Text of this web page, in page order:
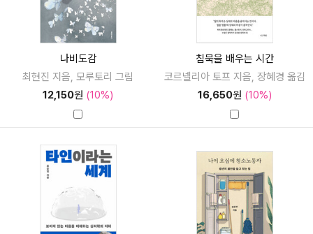
나비도감
최현진 지음, 모루토리 그림
12,150원 (10%)
침묵을 배우는 시간
코르넬리아 토프 지음, 장혜경 옮김
16,650원 (10%)